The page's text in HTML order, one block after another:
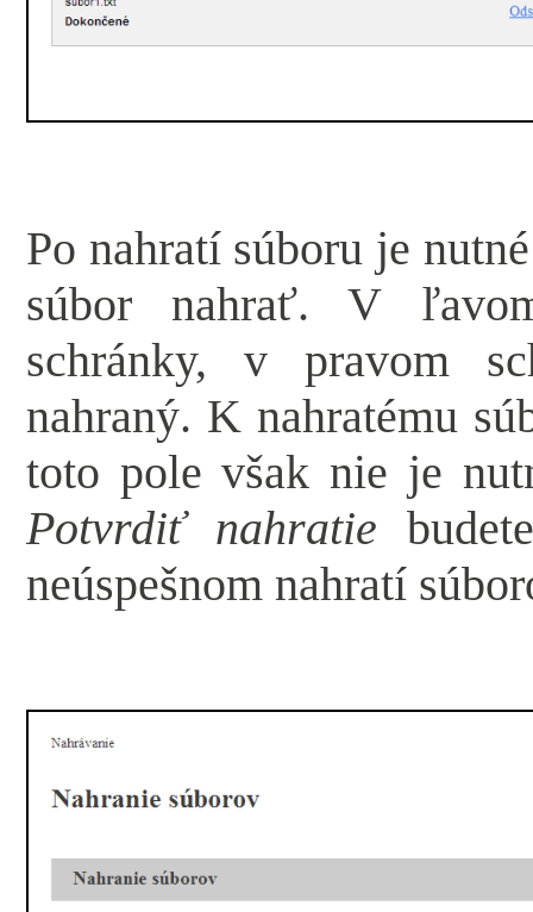
Po nahratí súboru je
súbor nahrať. V
schránky, v pravom
nahraný. K nahratému
toto pole však nie je
Potvrdiť nahratie
neúspešnom nahratí